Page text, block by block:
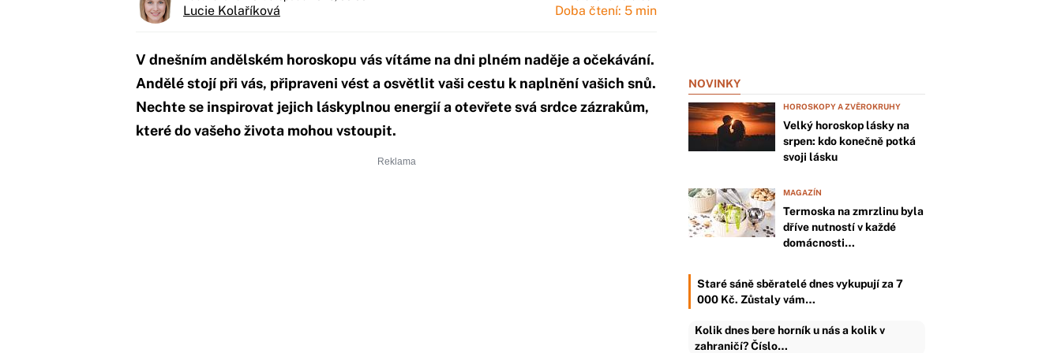
Lucie Kolaříková Doba čtení: 5 min
V dnešním andělském horoskopu vás vítáme na dni plném naděje a očekávání.
Andělé stojí při vás, připraveni vést a osvětlit vaši cestu k naplnění vašich snů.
Nechte se inspirovat jejich láskyplnou energií a otevřete svá srdce zázrakům,
které do vašeho života mohou vstoupit.
NOVINKY
HOROSKOPY A ZVĚROKRUHY
Velký horoskop lásky na
srpen: kdo konečně potká
svoji lásku
MAGAZÍN
Termoska na zmrzlinu byla
dříve nutností v každé
domácnosti…
Staré sáně sběratelé dnes vykupují za 7
000 Kč. Zůstaly vám…
Kolik dnes bere horník u nás a kolik v
zahraničí? Číslo…